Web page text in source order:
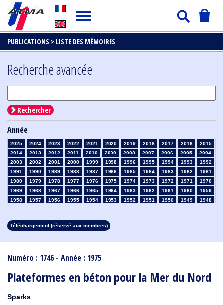
PUBLICATIONS > LISTE DES MÉMOIRES
Numéro : 1746 - Année : 1975
Plateformes en béton pour la Mer du Nord
Sparks
Recherche avancée
Rechercher
Année
2025 2024 2023 2022 2021 2020 2019 2018 2017 2016
2015
2014
2013 2012 2011 2010 2009 2008 2007 2006 2005
2004
2003
2002 2001 2000 1999 1998 1996 1995 1994 1993
1992
1991
1990 1989 1988 1987 1986 1985 1984 1983 1982
1981
1980
1979 1978 1977 1976 1975 1974 1973 1972 1971
1970
1969
1968 1967 1966 1965 1964 1963 1962 1961 1960
1959
1958
1957 1956 1955 1954 1953 1952 1951 1950 1949
1948
1913
1912 1911 1910 1909 1908
Téléchargement (réservé aux membres)